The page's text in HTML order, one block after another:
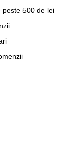
peste 500 de lei